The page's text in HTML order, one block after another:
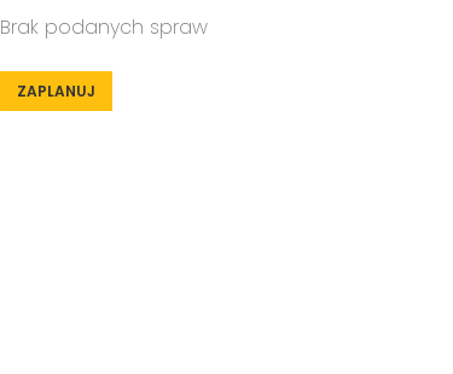
Brak podanych spraw
ZAPLANUJ